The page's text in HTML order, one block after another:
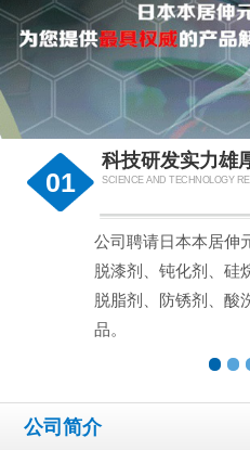
01
科技研发实力雄
SCIENCE AND TECHNOLOGY
公司聘请日本本居伸
脱漆剂、钝化剂、硅
脱脂剂、防锈剂、酸
品。
公司简介